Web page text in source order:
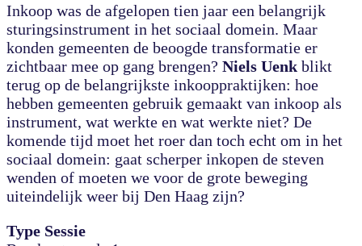
Inkoop was de afgelopen tien jaar een belangrijk
sturingsinstrument in het sociaal domein. Maar
konden gemeenten de beoogde transformatie er
zichtbaar mee op gang brengen? Niels Uenk blikt
terug op de belangrijkste inkooppraktijken: hoe
hebben gemeenten gebruik gemaakt van inkoop als
instrument, wat werkte en wat werkte niet? De
komende tijd moet het roer dan toch echt om in het
sociaal domein: gaat scherper inkopen de steven
wenden of moeten we voor de grote beweging
uiteindelijk weer bij Den Haag zijn?
Type Sessie